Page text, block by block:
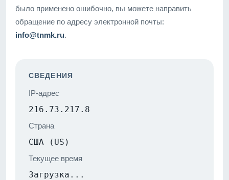
было применено ошибочно, вы можете направить
обращение по адресу электронной почты:
info@tnmk.ru.
СВЕДЕНИЯ
IP-адрес
216.73.217.8
Страна
США (US)
Текущее время
Загрузка...